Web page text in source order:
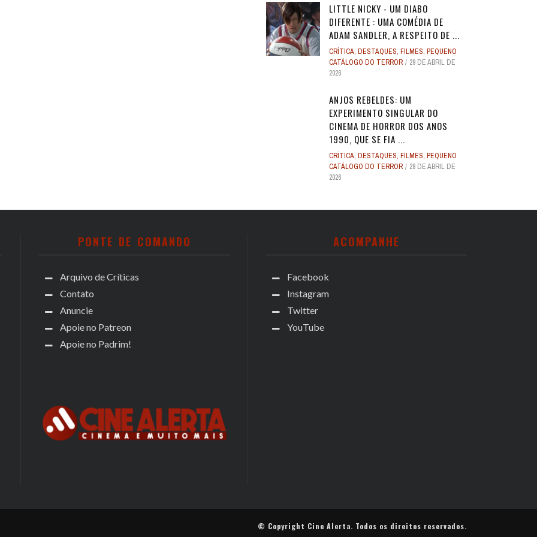
LITTLE NICKY - UM DIABO
DIFERENTE : UMA COMÉDIA DE
ADAM SANDLER, A RESPEITO DE ...
CRÍTICA, DESTAQUES, FILMES, PEQUENO
CATÁLOGO DO TERROR
29 DE ABRIL DE
2026
ANJOS REBELDES: UM
EXPERIMENTO SINGULAR DO
CINEMA DE HORROR DOS ANOS
1990, QUE SE FIA ...
CRÍTICA, DESTAQUES, FILMES, PEQUENO
CATÁLOGO DO TERROR
28 DE ABRIL DE
2026
PONTE DE COMANDO
Arquivo de Críticas
Contato
Anuncie
Apoie no Patreon
Apoie no Padrim!
ACOMPANHE
Facebook
Instagram
Twitter
YouTube
© Copyright Cine Alerta. Todos os direitos reservados.